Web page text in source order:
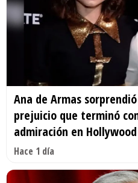
Ana de Armas
prejuicio que terminó
admiración en Hollywood
Hace 1 día